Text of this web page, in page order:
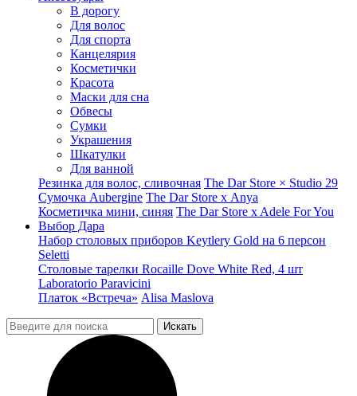
В дорогу
Для волос
Для спорта
Канцелярия
Косметички
Красота
Маски для сна
Обвесы
Сумки
Украшения
Шкатулки
Для ванной
Резинка для волос, сливочная The Dar Store × Studio 29
Сумочка Aubergine The Dar Store x Anya
Косметичка мини, синяя The Dar Store x Adele For You
Выбор Дара
Набор столовых приборов Keytlery Gold на 6 персон
Seletti
Столовые тарелки Rocaille Dove White Red, 4 шт
Laboratorio Paravicini
Платок «Встреча» Alisa Maslova